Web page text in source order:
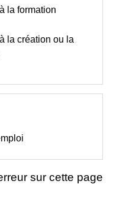
la formation
la création ou la
sur cette page